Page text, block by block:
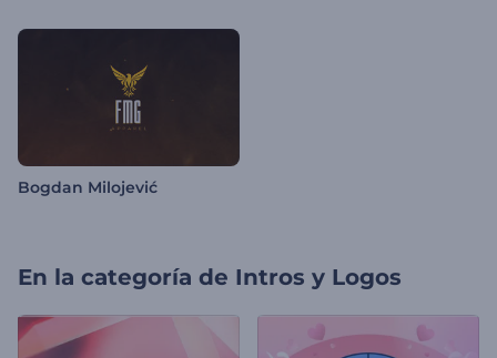
Bogdan Milojević
En la categoría de Intros y Logos